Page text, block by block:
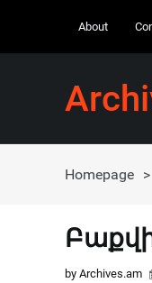
About
Homepage >
by Archives.am